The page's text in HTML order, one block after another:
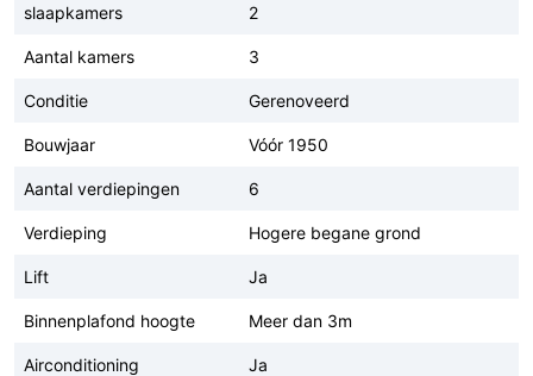
slaapkamers 2
Aantal kamers 3
Conditie Gerenoveerd
Bouwjaar Vóór 1950
Aantal verdiepingen 6
Verdieping Hogere begane grond
Lift Ja
Binnenplafond hoogte Meer dan 3m
Airconditioning Ja